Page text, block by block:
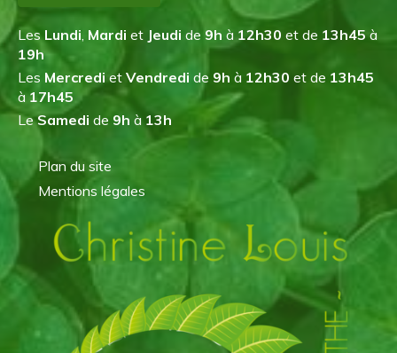
LesLundi, Mardi et Jeudi de 9h à 12h30 et de 13h45à
19h
Les Mercrediet Vendredi de 9h à 12h30 et de 13h45
à17h45
LeSamedi de 9h à 13h
Plan du site
Mentions légales